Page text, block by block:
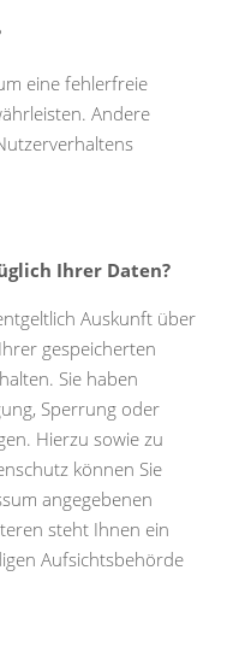
eine fehlerfreie
Andere
Ihrer Daten?
Auskunft über
gespeicherten
Sie haben
Sperrung oder
Hierzu sowie zu
können Sie
angegebenen
steht Ihnen ein
Aufsichtsbehörde